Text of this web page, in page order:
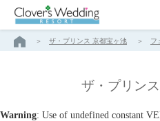
ザ・プリンス 京都宝ヶ池 フ
ザ・プリン
Warning: Use of undefined constant